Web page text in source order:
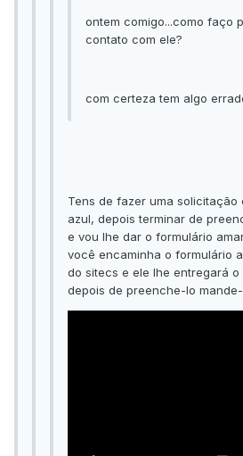
ontem comigo...como faço
contato com ele?
com certeza tem algo
Tens de fazer uma solicitação
azul, depois terminar de
e vou lhe dar o formulário
você encaminha o formulário
do sitecs e ele lhe entregará
depois de preenche-lo